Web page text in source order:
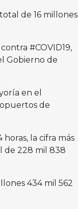
de 16 millones
#COVID19,
Gobierno de
en el
de
la cifra más
de 228 mil 838
434 mil 562